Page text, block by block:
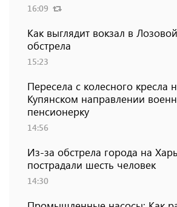
16:09
Как выглядит вокзал в
обстрела
15:23
Пересела с колесного кресла
Купянском направлении
пенсионерку
14:56
Из-за обстрела города на
пострадали шесть человек
14:30